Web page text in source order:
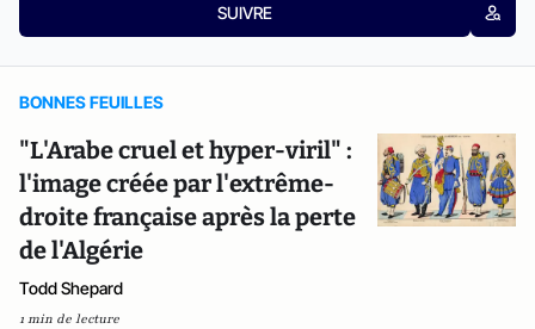
SUIVRE
BONNES FEUILLES
"L'Arabe cruel et hyper-viril" :
l'image créée par l'extrême-
droite française après la perte
de l'Algérie
Todd Shepard
1 min de lecture